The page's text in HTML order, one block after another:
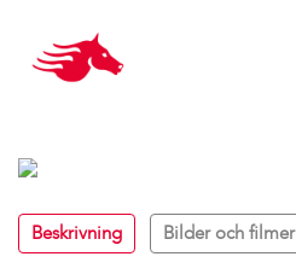
Beskrivning Bilder och filmer